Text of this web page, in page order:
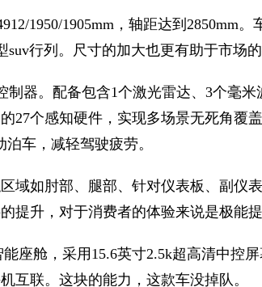
1950/1905mm，轴距达到2850mm。
行列。尺寸的加大也更有助于市场
制器。配备包含1个激光雷达、3个毫
27个感知硬件，实现多场景无死角覆
车，减轻驾驶疲劳。
域如肘部、腿部、针对仪表板、副仪
提升，对于消费者的体验来说是极能提
座舱，采用15.6英寸2.5k超高清中控
互联。这块的能力，这款车没掉队。